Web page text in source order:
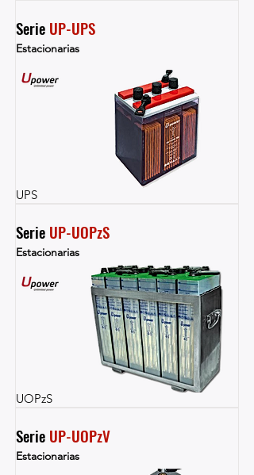
Serie UP-UPS
Estacionarias
UPS
Serie UP-UOPzS
Estacionarias
UOPzS
Serie UP-UOPzV
Estacionarias